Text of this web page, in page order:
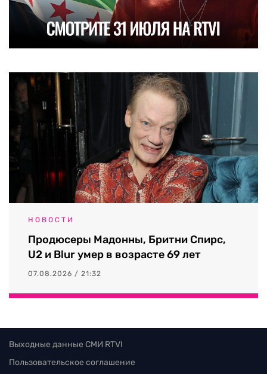
НОВОСТИ
Продюсеры Мадонны, Бритни Спирс,
U2 и Blur умер в возрасте 69 лет
07.08.2026 / 21:32
Выходные данные СМИ RTVI
Пользовательское соглашение